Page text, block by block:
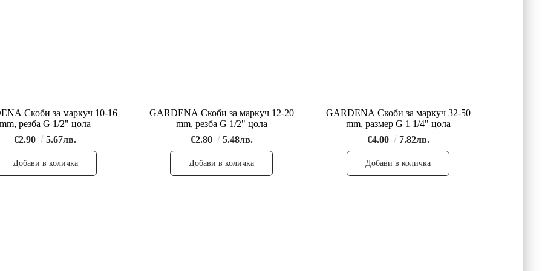
Скоби за маркуч 10-16
mm, резба G 1/2" цола
€2.90
5.67лв.
GARDENA Скоби за маркуч 12-20
mm, резба G 1/2" цола
€2.80
5.48лв.
GARDENA Скоби за маркуч 32-50
mm, размер G 1 1/4" цола
€4.00
7.82лв.